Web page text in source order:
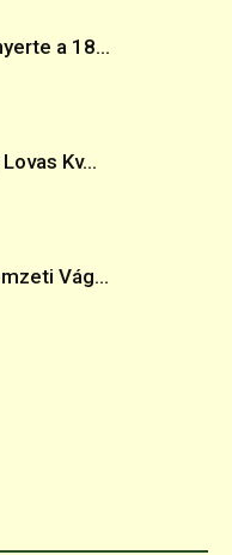
a 18...
Kv...
Vág...